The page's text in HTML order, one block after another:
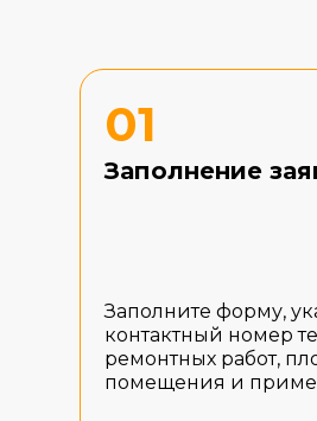
01
Заполнение
Заполните форму,
контактный номер
ремонтных работ,
помещения и